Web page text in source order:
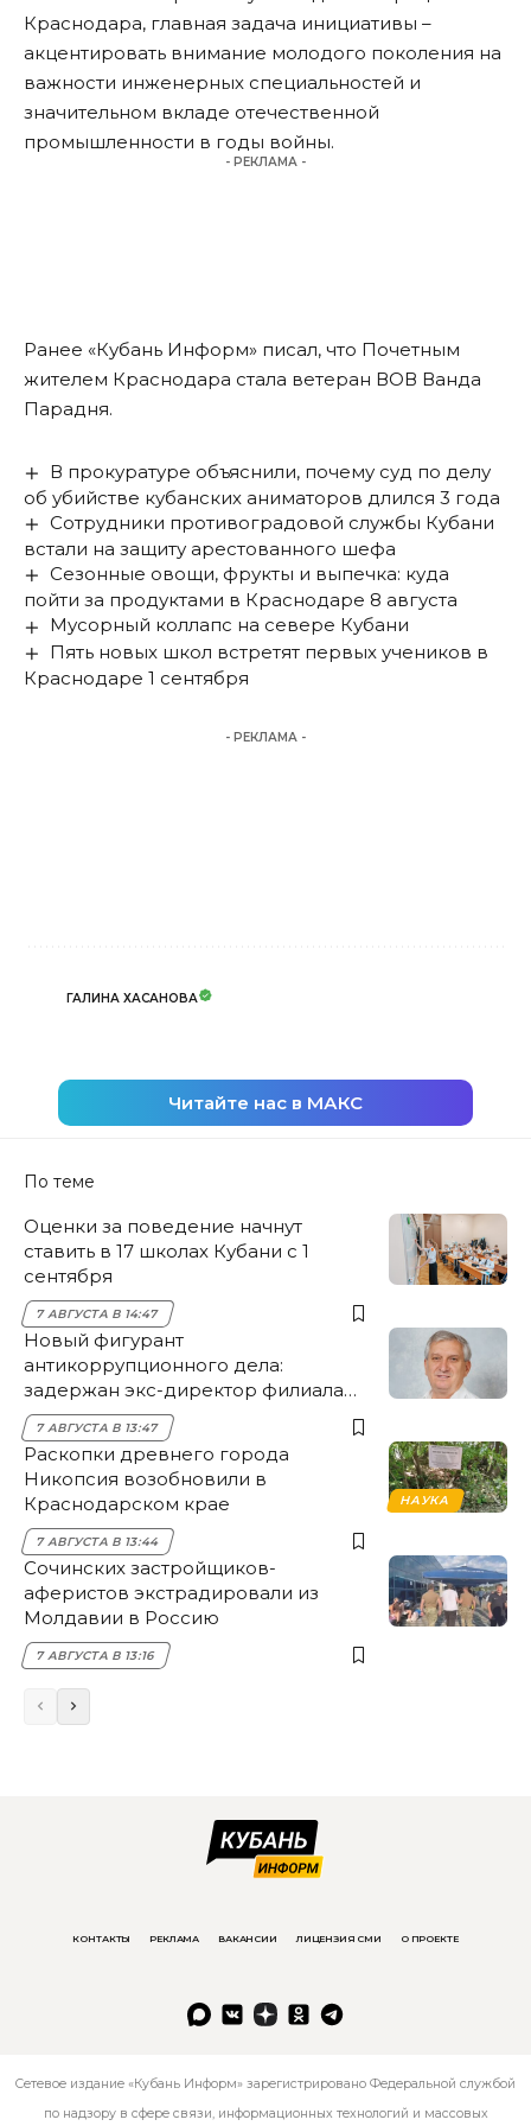
Краснодара, главная задача инициативы –
акцентировать внимание молодого поколения на
важности инженерных специальностей и
значительном вкладе отечественной
промышленности в годы войны.
- РЕКЛАМА -
Ранее «Кубань Информ» писал, что Почетным
жителем Краснодара стала ветеран ВОВ Ванда
Парадня.
В прокуратуре объяснили, почему суд по делу
об убийстве кубанских аниматоров длился 3 года
Сотрудники противоградовой службы Кубани
встали на защиту арестованного шефа
Сезонные овощи, фрукты и выпечка: куда
пойти за продуктами в Краснодаре 8 августа
Мусорный коллапс на севере Кубани
Пять новых школ встретят первых учеников в
Краснодаре 1 сентября
- РЕКЛАМА -
ГАЛИНА ХАСАНОВА
Читайте нас в МАКС
По теме
Оценки за поведение начнут
ставить в 17 школах Кубани с 1
сентября
7 АВГУСТА В 14:47
Новый фигурант
антикоррупционного дела:
задержан экс-директор филиала
НЭСК Крымска
7 АВГУСТА В 13:47
НАУКА
Раскопки древнего города
Никопсия возобновили в
Краснодарском крае
7 АВГУСТА В 13:44
Сочинских застройщиков-
аферистов экстрадировали из
Молдавии в Россию
7 АВГУСТА В 13:16
КОНТАКТЫ РЕКЛАМА ВАКАНСИИ ЛИЦЕНЗИЯ СМИ О ПРОЕКТЕ
Сетевое издание «Кубань Информ» зарегистрировано Федеральной службой
по надзору в сфере связи, информационных технологий и массовых